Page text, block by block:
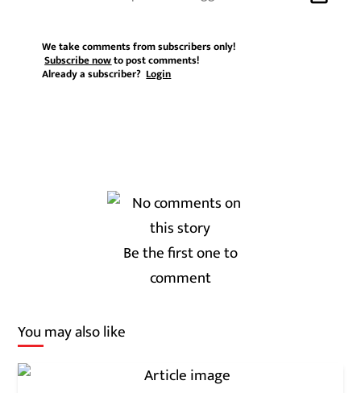
We take comments from subscribers only!
Subscribe nowto post comments!
Already a subscriber?Login
Be the first one to
comment
You may also like